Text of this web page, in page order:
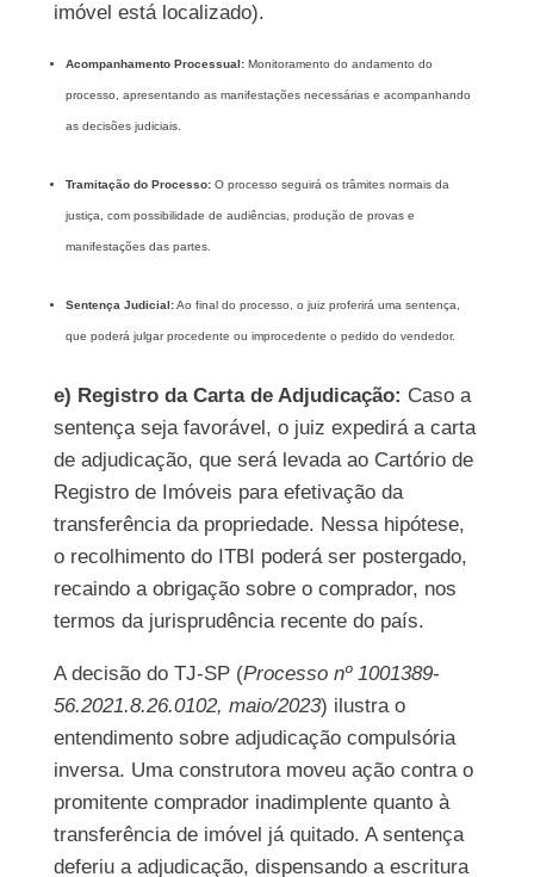
imóvel está localizado).
Acompanhamento Processual:Monitoramento do andamento do
processo, apresentando as manifestações necessárias e acompanhando
as decisões judiciais.
Tramitação do Processo:O processo seguirá os trâmites normais da
justiça, com possibilidade de audiências, produção de provas e
manifestações das partes.
Sentença Judicial:Ao final do processo, o juiz proferirá uma sentença,
que poderá julgar procedente ou improcedente o pedido do vendedor.
e) Registro da Carta de Adjudicação: Caso a
sentença seja favorável, o juiz expedirá a carta
de adjudicação, que será levada ao Cartório de
Registro de Imóveis para efetivação da
transferência da propriedade. Nessa hipótese,
o recolhimento do ITBI poderá ser postergado,
recaindo a obrigação sobre o comprador, nos
termos da jurisprudência recente do país.
A decisão do TJ-SP (Processo nº 1001389-
56.2021.8.26.0102, maio/2023) ilustra o
entendimento sobre adjudicação compulsória
inversa. Uma construtora moveu ação contra o
promitente comprador inadimplente quanto à
transferência de imóvel já quitado. A sentença
deferiu a adjudicação, dispensando a escritura